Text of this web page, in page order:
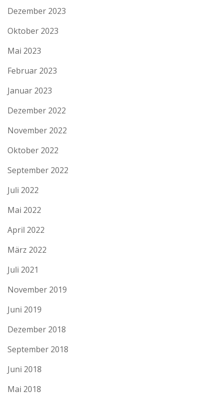
Dezember 2023
Oktober 2023
Mai 2023
Februar 2023
Januar 2023
Dezember 2022
November 2022
Oktober 2022
September 2022
Juli 2022
Mai 2022
April 2022
März 2022
Juli 2021
November 2019
Juni 2019
Dezember 2018
September 2018
Juni 2018
Mai 2018